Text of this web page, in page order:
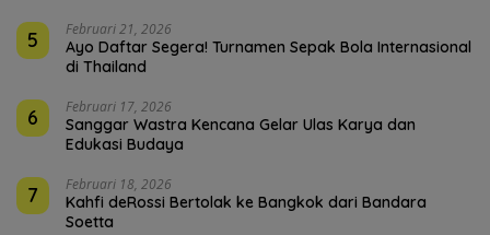
5 Februari 21, 2026
Ayo Daftar Segera! Turnamen Sepak Bola Internasional
di Thailand
6 Februari 17, 2026
Sanggar Wastra Kencana Gelar Ulas Karya dan
Edukasi Budaya
7 Februari 18, 2026
Kahfi deRossi Bertolak ke Bangkok dari Bandara
Soetta